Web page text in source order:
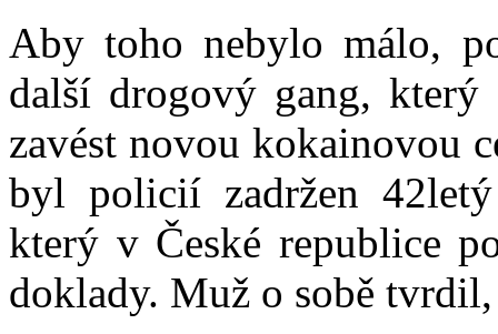
Aby toho nebylo málo,
další drogový gang, který
zavést novou kokainovou
byl policií zadržen 42letý
který v České republice
doklady. Muž o sobě